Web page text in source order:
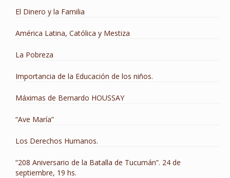
El Dinero y la Familia
América Latina, Católica y Mestiza
La Pobreza
Importancia de la Educación de los niños.
Máximas de Bernardo HOUSSAY
“Ave María”
Los Derechos Humanos.
“208 Aniversario de la Batalla de Tucumán”. 24 de
septiembre, 19 hs.